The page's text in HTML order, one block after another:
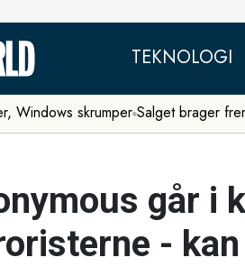
TEKNOLOGI
Windows skrumper Salget brager
går i
-